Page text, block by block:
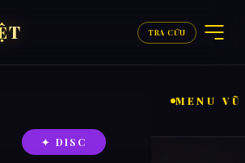
TRA CỨU
MENU VŨ
✦ DISC